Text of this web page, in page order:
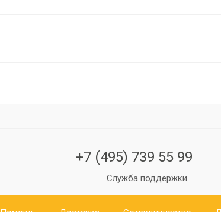
+7 (495) 739 55 99
Служба поддержки